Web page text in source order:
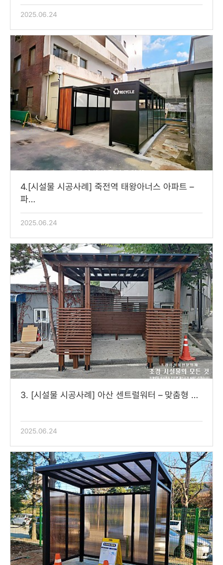
2025.06.24
4.[시설물 시공사례] 죽전역 태왕아너스 아파트 –
파…
2025.06.24
3. [시설물 시공사례] 아산 센트럴워터 – 맞춤형 …
2025.06.24